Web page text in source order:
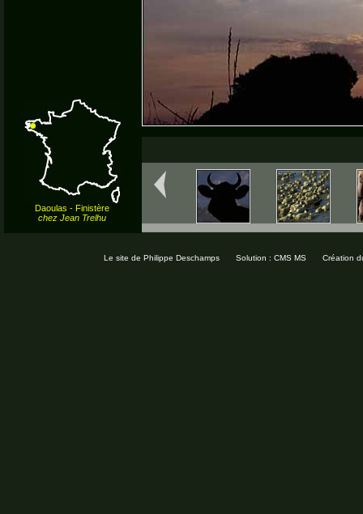
Daoulas - Finistère
chez Jean Trelhu
Création
Solution : CMS MS
Le site de Philippe Deschamps